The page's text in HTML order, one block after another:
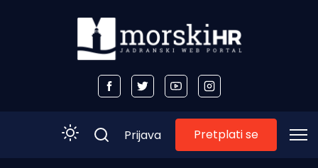
Prijava Pretplati se